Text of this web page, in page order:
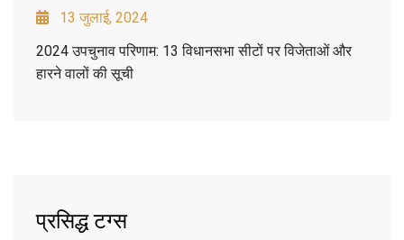
13 जुलाई, 2024
2024 उपचुनाव परिणाम: 13 विधानसभा सीटों पर विजेताओं और
हारने वालों की सूची
प्रसिद्ध टग्स